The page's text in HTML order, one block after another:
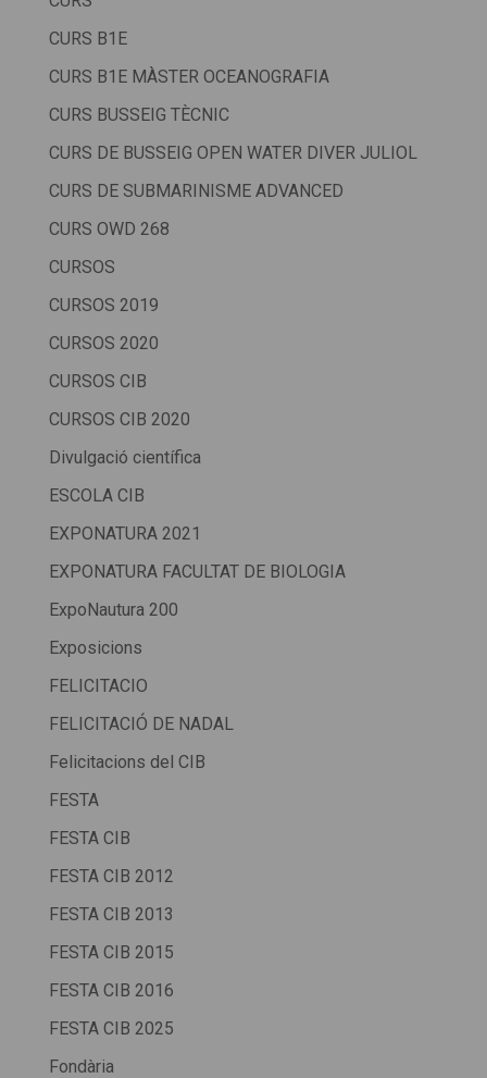
CURS B1E
CURS B1E MÀSTER OCEANOGRAFIA
CURS BUSSEIG TÈCNIC
CURS DE BUSSEIG OPEN WATER DIVER JULIOL
CURS DE SUBMARINISME ADVANCED
CURS OWD 268
CURSOS
CURSOS 2019
CURSOS 2020
CURSOS CIB
CURSOS CIB 2020
Divulgació científica
ESCOLA CIB
EXPONATURA 2021
EXPONATURA FACULTAT DE BIOLOGIA
ExpoNautura 200
Exposicions
FELICITACIO
FELICITACIÓ DE NADAL
Felicitacions del CIB
FESTA
FESTA CIB
FESTA CIB 2012
FESTA CIB 2013
FESTA CIB 2015
FESTA CIB 2016
FESTA CIB 2025
Fondària